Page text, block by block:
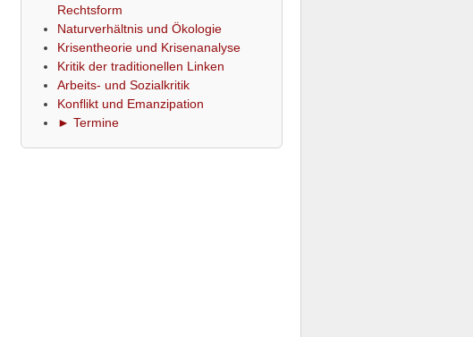
Rechtsform
Naturverhältnis und Ökologie
Krisentheorie und Krisenanalyse
Kritik der traditionellen Linken
Arbeits- und Sozialkritik
Konflikt und Emanzipation
► Termine